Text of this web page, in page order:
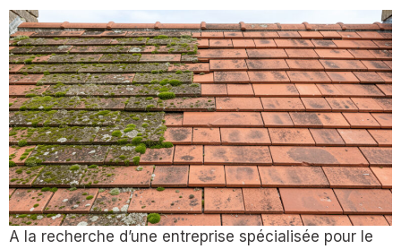
A la recherche d’une entreprise spécialisée pour le